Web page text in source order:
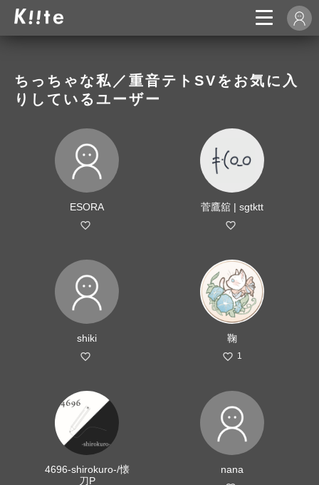
ちっちゃな私／重音テトSVをお気に入
りしているユーザー
ESORA 菅鷹舘 | sgtktt
shiki 鞠
1
4696-shirokuro-/懐
刀P
nana